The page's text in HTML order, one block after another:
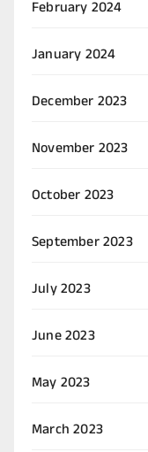
February 2024
January 2024
December 2023
November 2023
October 2023
September 2023
July 2023
June 2023
May 2023
March 2023